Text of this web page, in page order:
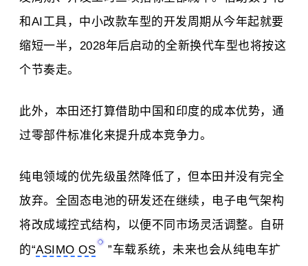
和AI工具，中小改款车型的开发周期从今年起就要
缩短一半，2028年后启动的全新换代车型也将按这
个节奏走。
此外，本田还打算借助中国和印度的成本优势，通
过零部件标准化来提升成本竞争力。
纯电领域的优先级虽然降低了，但本田并没有完全
放弃。全固态电池的研发还在继续，电子电气架构
将改成域控式结构，以便不同市场灵活调整。自研
的“ASIMO OS
”车载系统，未来也会从纯电车扩